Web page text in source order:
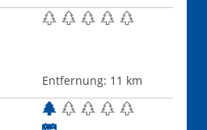
Entfernung: 11 km